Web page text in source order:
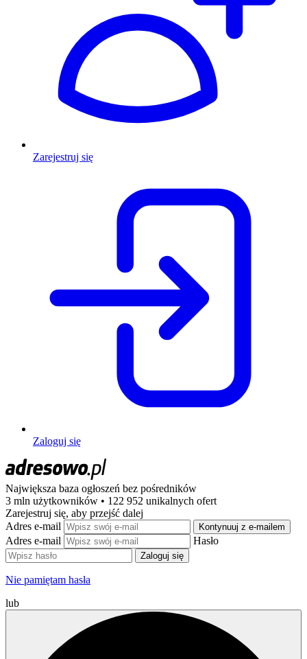
Zarejestruj się
Zaloguj się
Największa baza ogłoszeń bez pośredników
3 mln użytkowników • 122 952 unikalnych ofert
Zarejestruj się, aby przejść dalej
Adres e-mail
Kontynuuj z e-mailem
Adres e-mail Hasło
Zaloguj się
Nie pamiętam hasła
lub